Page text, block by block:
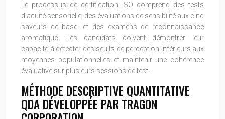
Le processus de certification ISO comprend des tests
d’acuité sensorielle, des évaluations de sensibilité aux cinq
saveurs de base, et des examens de reconnaissance
aromatique. Les candidats doivent démontrer leur
capacité à détecter des seuils de perception inférieurs aux
moyennes populationnelles et maintenir une cohérence
évaluative sur plusieurs sessions de test.
MÉTHODE DESCRIPTIVE QUANTITATIVE
QDA DÉVELOPPÉE PAR TRAGON